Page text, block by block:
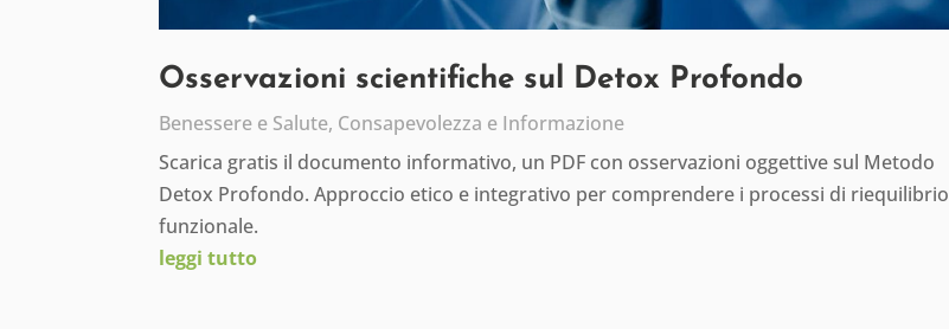
Osservazioni scientifiche sul Detox Profondo
Benessere e Salute, Consapevolezza e Informazione
Scarica gratis il documento informativo, un PDF con osservazioni oggettive sul Metodo
Detox Profondo. Approccio etico e integrativo per comprendere i processi di riequilibrio
funzionale.
leggi tutto